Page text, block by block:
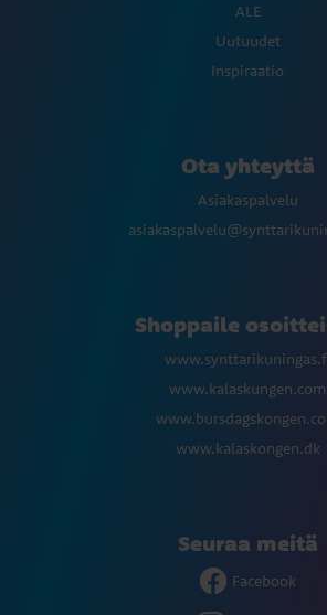
ALE
Uutuudet
Inspiraatio
Ota yhteyttä
Asiakaspalvelu
Shoppaile
www.kalaskungen.com
www.kalaskongen.dk
Seuraa meitä
Facebook